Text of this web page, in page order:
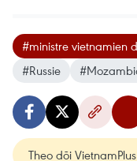
#ministre vietnamien
#Russie
Theo dõi VietnamPlus